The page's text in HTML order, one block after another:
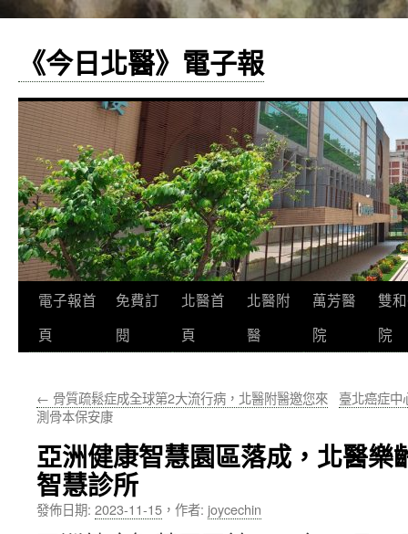
《今日北醫》電子報
跳
至
要
容
電子報首
頁
免費訂
閱
北醫首
頁
北醫附
醫
萬芳醫
院
雙
院
← 骨質疏鬆症成全球第2大流行病，北醫附醫邀您來
測骨本保安康
臺北癌症中
亞洲健康智慧園區落成，北醫樂
智慧診所
發佈日期: 2023-11-15 ， 作者: joycechin